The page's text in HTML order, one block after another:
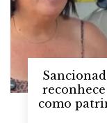
reconhece
como